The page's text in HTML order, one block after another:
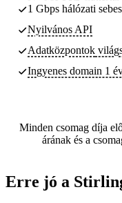
1 Gbps hálózati
Nyilvános API
Adatközpontok
Ingyenes domain 1
Minden csomag díja
árának és a
Erre jó a